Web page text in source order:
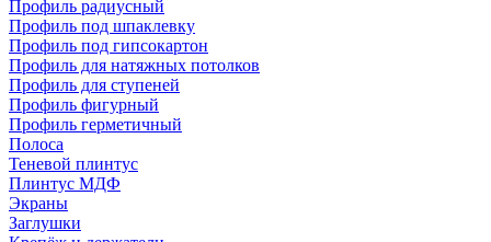
Профиль радиусный
Профиль под шпаклевку
Профиль под гипсокартон
Профиль для натяжных потолков
Профиль для ступеней
Профиль фигурный
Профиль герметичный
Полоса
Теневой плинтус
Плинтус МДФ
Экраны
Заглушки